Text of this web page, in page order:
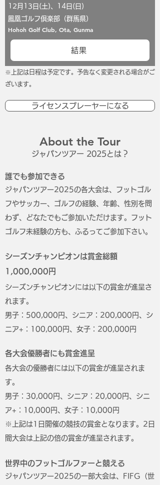
12月13日(土)、14日(日)
鳳凰ゴルフ倶楽部（群馬県）
Hohoh Golf Club, Ota, Gunma
結果
※上記は日程は予定です。予告なく変更される場合がご
ざいます。
ライセンスプレーヤーになる
About the Tour
ジャパンツアー 2025とは？
誰でも参加できる
ジャパンツアー2025の各大会は、フットゴル
フやサッカー、ゴルフの経験、年齢、性別を問
わず、どなたでもご参加いただけます。フット
ゴルフ未経験の方も、ふるってご参加下さい。
シーズンチャンピオンは賞金総額
1,000,000円
シーズンチャンピオンには以下の賞金が進呈さ
れます。
男子：500,000円、シニア：200,000円、シ
ニア+：100,000円、女子：200,000円
各大会優勝者にも賞金進呈
各大会の優勝者には以下の賞金が進呈されま
す。
男子：30,000円、シニア：20,000円、シニ
ア+：10,000円、女子：10,000円
​※上記は1日開催の競技の賞金となります。2日
間大会は上記の倍の賞金が進呈されます。
世界中のフットゴルファーと競える
ジャパンツアー2025の一部大会は、FIFG（世